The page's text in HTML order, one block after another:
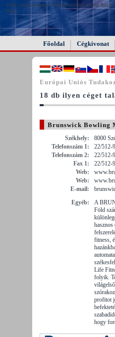
FAIL (the browser should render some flash
this).
Főoldal Cégkivonat
Európai Uniós
18 db ilyen céget
Brunswick Bowling
Székhely:
8000
Telefonszám 1:
22/512-
Telefonszám 2:
22/512-
Fax 1:
22/512-
Web:
Web:
E-mail:
Egyéb:
A
Föld
hasznos
fitness,
Life
folyik.
profitot
hogy